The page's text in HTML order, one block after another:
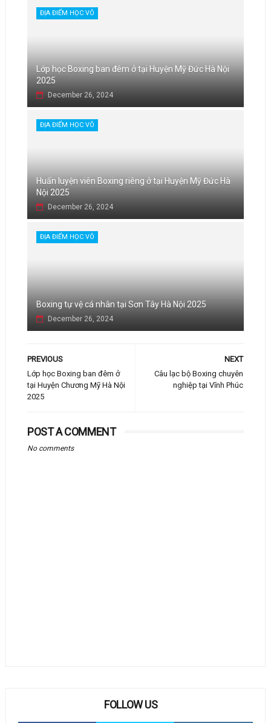
ĐỊA ĐIỂM HỌC VÕ
Lớp học Boxing ban đêm ở tại Huyện Mỹ Đức Hà Nội
2025
December 26, 2024
ĐỊA ĐIỂM HỌC VÕ
Huấn luyện viên Boxing riêng ở tại Huyện Mỹ Đức Hà
Nội 2025
December 26, 2024
ĐỊA ĐIỂM HỌC VÕ
Boxing tự vệ cá nhân tại Sơn Tây Hà Nội 2025
December 26, 2024
NEXT
Câu lạc bộ Boxing chuyên
nghiệp tại Vĩnh Phúc
PREVIOUS
Lớp học Boxing ban đêm ở
tại Huyện Chương Mỹ Hà Nội
2025
POST A COMMENT
No comments
FOLLOW US